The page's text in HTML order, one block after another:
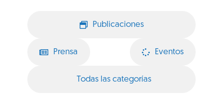
Publicaciones
Prensa Eventos
Todas las categorías